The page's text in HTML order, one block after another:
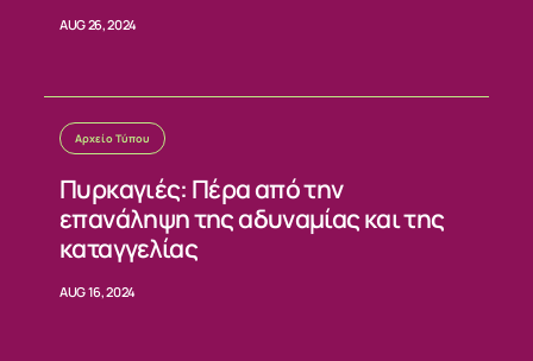
AUG 26, 2024
Αρχείο Τύπου
Πυρκαγιές: Πέρα από την
επανάληψη της αδυναμίας και της
καταγγελίας
AUG 16, 2024